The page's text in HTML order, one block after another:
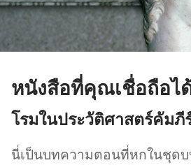
หนังสือที่คุณเชื่อถือไ
โรม​ใน​ประวัติศาสตร์​คัมภี
นี่​เป็น​บทความ​ตอน​ที่​หก​ใน​ชุด​